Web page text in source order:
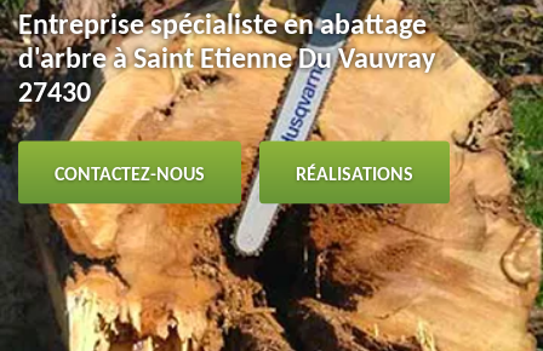
Entreprise spécialiste en abattage
d'arbre à Saint Etienne Du Vauvray
27430
CONTACTEZ-NOUS RÉALISATIONS